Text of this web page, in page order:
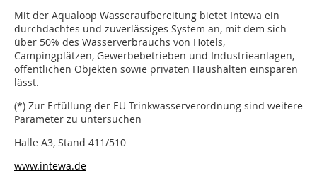
Mit der Aqualoop Wasseraufbereitung bietet Intewa ein
durchdachtes und zuverlässiges System an, mit dem sich
über 50% des Wasserverbrauchs von Hotels,
Campingplätzen, Gewerbebetrieben und Industrieanlagen,
öffentlichen Objekten sowie privaten Haushalten einsparen
lässt.
(*) Zur Erfüllung der EU Trinkwasserverordnung sind weitere
Parameter zu untersuchen
Halle A3, Stand 411/510
www.intewa.de